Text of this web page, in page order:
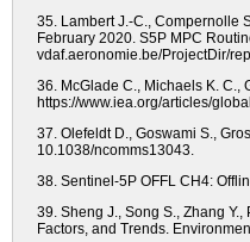
35. Lambert J.-C., Compernolle
February 2020. S5P MPC
vdaf.aeronomie.be/ProjectDir/
36. McGlade C., Michaels K. C.,
https://www.iea.org/articles/
37. Olefeldt D., Goswami S.,
10.1038/ncomms13043.
38. Sentinel-5P OFFL CH4:
39. Sheng J., Song S., Zhang
Factors, and Trends.